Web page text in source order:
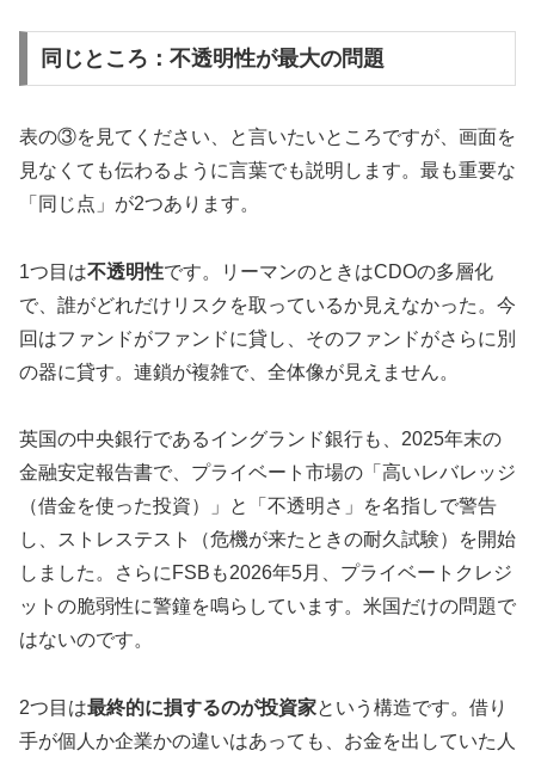
同じところ：不透明性が最大の問題
表の③を見てください、と言いたいところですが、画面を
見なくても伝わるように言葉でも説明します。最も重要な
「同じ点」が2つあります。
1つ目は不透明性です。リーマンのときはCDOの多層化
で、誰がどれだけリスクを取っているか見えなかった。今
回はファンドがファンドに貸し、そのファンドがさらに別
の器に貸す。連鎖が複雑で、全体像が見えません。
英国の中央銀行であるイングランド銀行も、2025年末の
金融安定報告書で、プライベート市場の「高いレバレッジ
（借金を使った投資）」と「不透明さ」を名指しで警告
し、ストレステスト（危機が来たときの耐久試験）を開始
しました。さらにFSBも2026年5月、プライベートクレジ
ットの脆弱性に警鐘を鳴らしています。米国だけの問題で
はないのです。
2つ目は最終的に損するのが投資家という構造です。借り
手が個人か企業かの違いはあっても、お金を出していた人